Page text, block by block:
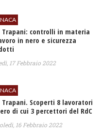
Trapani: controlli in materia
in nero e sicurezza
17 Febbraio 2022
Trapani. Scoperti 8 lavoratori
di cui 3 percettori del RdC
16 Febbraio 2022